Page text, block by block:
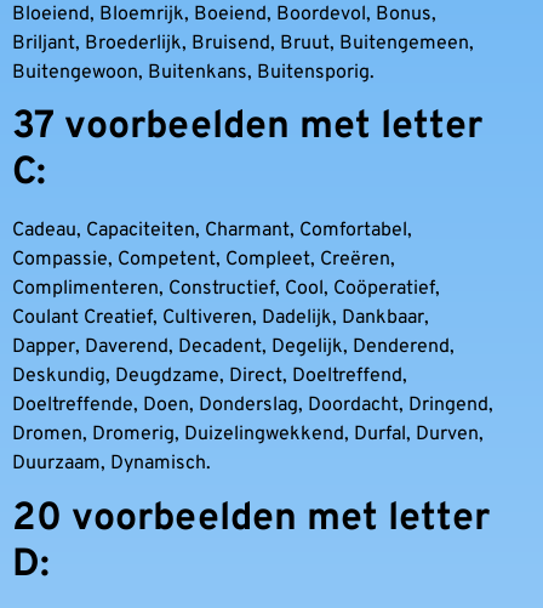
Bloeiend, Bloemrijk, Boeiend, Boordevol, Bonus,
Briljant, Broederlijk, Bruisend, Bruut, Buitengemeen,
Buitengewoon, Buitenkans, Buitensporig.
37 voorbeelden met letter
C:
Cadeau, Capaciteiten, Charmant, Comfortabel,
Compassie, Competent, Compleet, Creëren,
Complimenteren, Constructief, Cool, Coöperatief,
Coulant Creatief, Cultiveren, Dadelijk, Dankbaar,
Dapper, Daverend, Decadent, Degelijk, Denderend,
Deskundig, Deugdzame, Direct, Doeltreffend,
Doeltreffende, Doen, Donderslag, Doordacht, Dringend,
Dromen, Dromerig, Duizelingwekkend, Durfal, Durven,
Duurzaam, Dynamisch.
20 voorbeelden met letter
D: